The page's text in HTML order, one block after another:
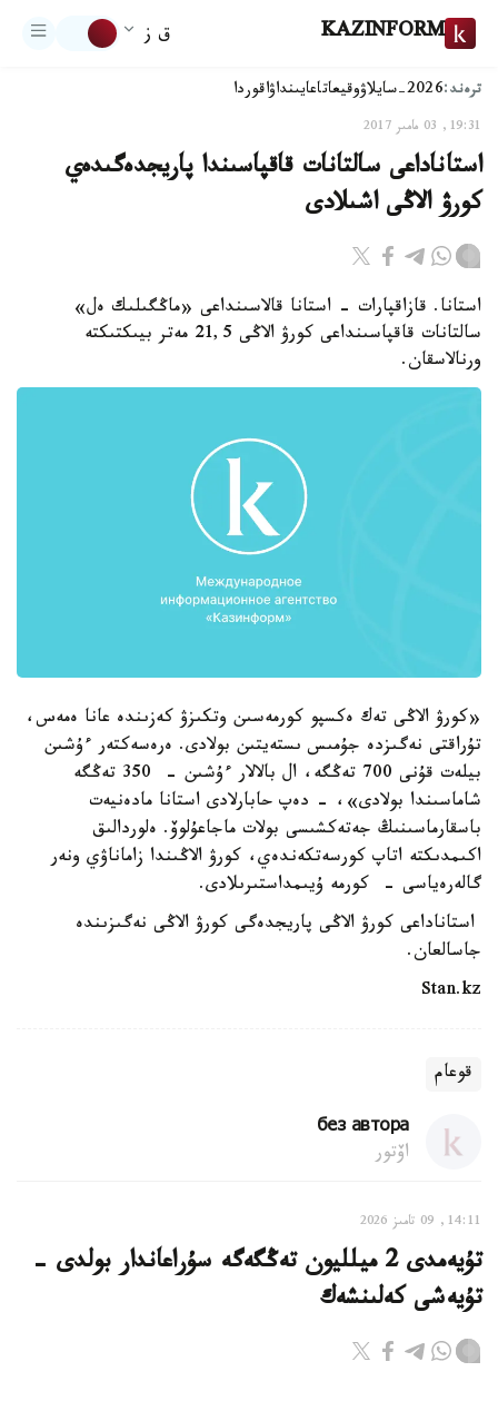
KAZINFORM ق ز
ترەند:2026-سايلاۋ وقيعاتاعايىنداۋاقوردا
19:31, 03 مامىر 2017
استاناداعى سالتانات قاقپاسىندا پاريجدەگىدەي
كورۋ الاڭى اشىلادى
استانا. قازاقپارات - استانا قالاسىنداعى «ماڭگىلىك ەل»
سالتانات قاقپاسىنداعى كورۋ الاڭى 21,5 مەتر بيىكتىكتە
ورنالاسقان.
«كورۋ الاڭى تەك ەكسپو كورمەسىن وتكىزۋ كەزىندە عانا ەمەس،
تۇراقتى نەگىزدە جۇمىس ىستەيتىن بولادى. ەرەسەكتەر ءۇشىن
بيلەت قۇنى 700 تەڭگە، ال بالالار ءۇشىن - 350 تەڭگە
شاماسىندا بولادى»، - دەپ حابارلادى استانا مادەنيەت
باسقارماسىنىڭ جەتەكشىسى بولات ماجاعۇلوۆ. ەلوردالىق
اكىمدىكتە اتاپ كورسەتكەندەي، كورۋ الاڭىندا زاماناۋي ونەر
گالەرەياسى - كورمە ۇيىمداستىرىلادى.
استاناداعى كورۋ الاڭى پاريجدەگى كورۋ الاڭى نەگىزىندە
جاسالعان.
Stan.kz
قوعام
без автора
اۆتور
14:11, 09 تامىز 2026
تۇيەمدى 2 ميلليون تەڭگەگە سۇراعاندار بولدى -
تۇيەشى كەلىنشەك